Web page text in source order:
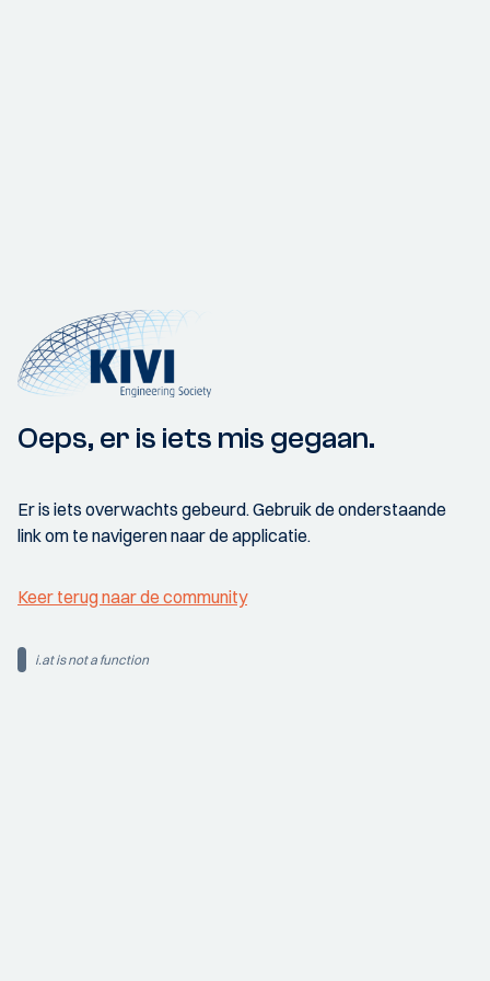
Oeps, er is iets mis gegaan.
Er is iets overwachts gebeurd. Gebruik de onderstaande
link om te navigeren naar de applicatie.
Keer terug naar de community
i.at is not a function